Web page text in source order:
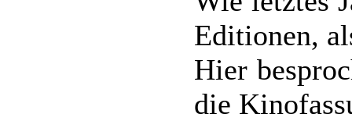
Editionen,
Hier
die